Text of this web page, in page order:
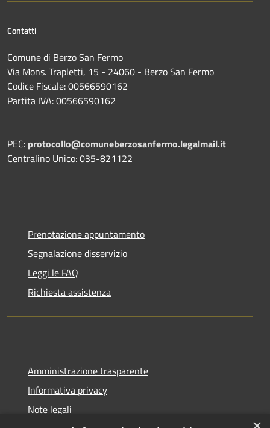
Contatti
Comune di Berzo San Fermo
Via Mons. Trapletti, 15 - 24060 - Berzo San Fermo
Codice Fiscale: 00566590162
Partita IVA: 00566590162
PEC: protocollo@comuneberzosanfermo.legalmail.it
Centralino Unico: 035-821122
Prenotazione appuntamento
Segnalazione disservizio
Leggi le FAQ
Richiesta assistenza
Amministrazione trasparente
Informativa privacy
Note legali